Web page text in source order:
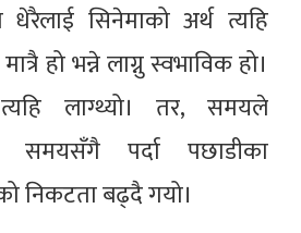
सिनेमाको अर्थ त्यहि
हो भन्ने लाग्नु स्वभाविक हो।
लाग्थ्यो। तर, समयले
समयसँगै पर्दा पछाडीका
निकटता बढ्दै गयो।